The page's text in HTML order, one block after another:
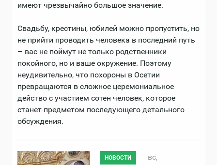
имеют чрезвычайно большое значение.
Свадьбу, крестины, юбилей можно пропустить, но
не прийти проводить человека в последний путь
– вас не поймут не только родственники
покойного, но и ваше окружение. Поэтому
неудивительно, что похороны в Осетии
превращаются в сложное церемониальное
действо с участием сотен человек, которое
станет предметом последующего детального
обсуждения.
НОВОСТИ
вс,